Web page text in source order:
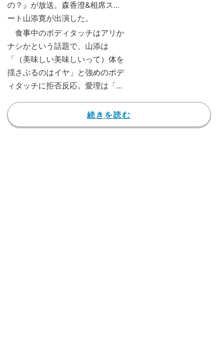
の？』が放送。森香澄&相席スタ
ート山添寛が出演した。
食事中のボディタッチはアリか
ナシかという話題で、山添は
「（美味しい美味しいって）体を
揺さぶるのはイヤ」と強めのボデ
ィタッチに拒否反応。愛理は「せ
ね、ちょんちょんって」と足を小
突く仕草を見せた。
続きを読む